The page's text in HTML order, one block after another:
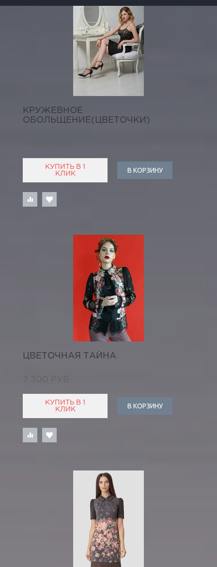
КРУЖЕВНОЕ
ОБОЛЬЩЕНИЕ(ЦВЕТОЧКИ)
КУПИТЬ В 1
КЛИК
В КОРЗИНУ
ЦВЕТОЧНАЯ ТАЙНА
7 300 РУБ
КУПИТЬ В 1
КЛИК
В КОРЗИНУ